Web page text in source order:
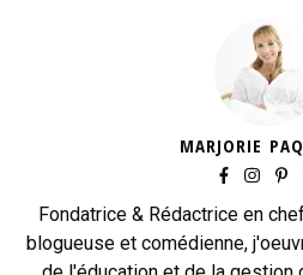
MARJORIE
Fondatrice & Rédactrice en
blogueuse et comédienne,